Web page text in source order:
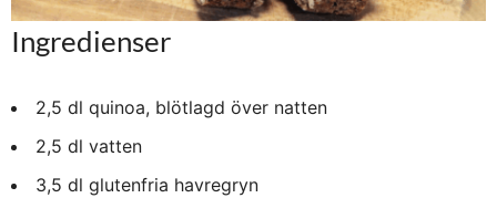
Ingredienser
2,5 dl quinoa, blötlagd över natten
2,5 dl vatten
3,5 dl glutenfria havregryn